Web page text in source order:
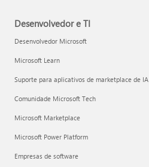
Desenvolvedor e TI
Desenvolvedor Microsoft
Microsoft Learn
Suporte para aplicativos de marketplace de IA
Comunidade Microsoft Tech
Microsoft Marketplace
Microsoft Power Platform
Empresas de software